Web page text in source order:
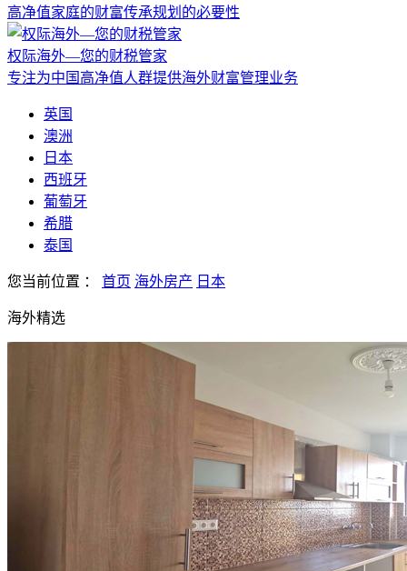
高净值家庭的财富传承规划的必要性
权际海外—您的财税管家
专注为中国高净值人群提供海外财富管理业务
英国
澳洲
日本
西班牙
葡萄牙
希腊
泰国
您当前位置 ： 首页 海外房产 日本
海外精选